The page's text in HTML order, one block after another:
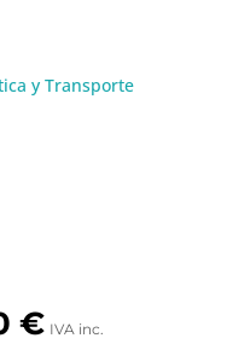
y Transporte
€ IVA inc.